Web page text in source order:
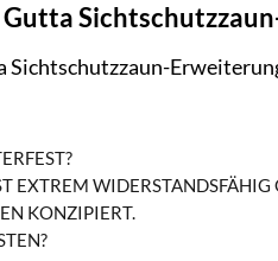
Gutta
Sichtschutzzaun-
EXTREM
KONZIPIERT.